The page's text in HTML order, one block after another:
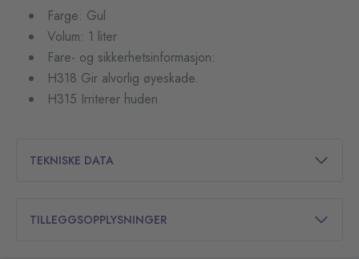
Farge: Gul
Volum: 1 liter
Fare- og sikkerhetsinformasjon:
H318 Gir alvorlig øyeskade.
H315 Irriterer huden
TEKNISKE DATA
TILLEGGSOPPLYSNINGER